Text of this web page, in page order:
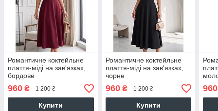
Романтичне коктейльне
плаття-міді на зав'язках,
бордове
960 ₴ 1 200 ₴
Купити
Романтичне коктейльне
плаття-міді на зав'язках,
чорне
960₴ 1 200 ₴
Купити
960